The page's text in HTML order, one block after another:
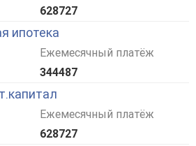
628727
ипотека
Ежемесячный платёж
344487
Ежемесячный платёж
628727